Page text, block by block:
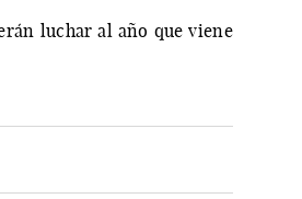
luchar al año que viene